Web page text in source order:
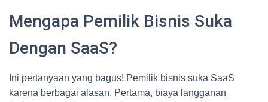
Mengapa Pemilik Bisnis Suka
Dengan SaaS?
Ini pertanyaan yang bagus! Pemilik bisnis suka SaaS
karena berbagai alasan. Pertama, biaya langganan